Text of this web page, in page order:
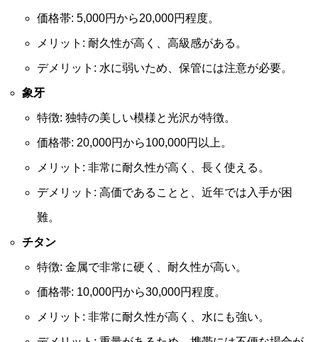
価格帯: 5,000円から20,000円程度。
メリット: 耐久性が高く、高級感がある。
デメリット: 水に弱いため、保管には注意が必要。
象牙
特徴: 独特の美しい模様と光沢が特徴。
価格帯: 20,000円から100,000円以上。
メリット: 非常に耐久性が高く、長く使える。
デメリット: 高価であることと、近年では入手が困
難。
チタン
特徴: 金属で非常に硬く、耐久性が高い。
価格帯: 10,000円から30,000円程度。
メリット: 非常に耐久性が高く、水にも強い。